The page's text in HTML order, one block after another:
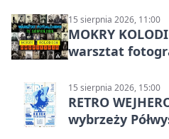
15 sierpnia 2026, 11:00
MOKRY
warsztat
15 sierpnia 2026, 15:00
RETRO
wybrzeży